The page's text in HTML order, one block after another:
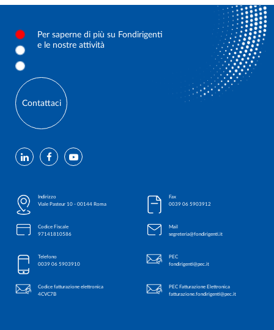
Per saperne di più su Fondirigenti
e le nostre attività
Contattaci
Indirizzo
Viale Pasteur 10 - 00144 Roma
Codice Fiscale
97141810586
Telefono
0039 06 5903910
Codice fatturazione elettronica
4CVC7B
Fax
0039 06 5903912
Mail
segreteria@fondirigenti.it
PEC
fondirigenti@pec.it
PEC Fatturazione Elettronica
fatturazione.fondirigenti@pec.it